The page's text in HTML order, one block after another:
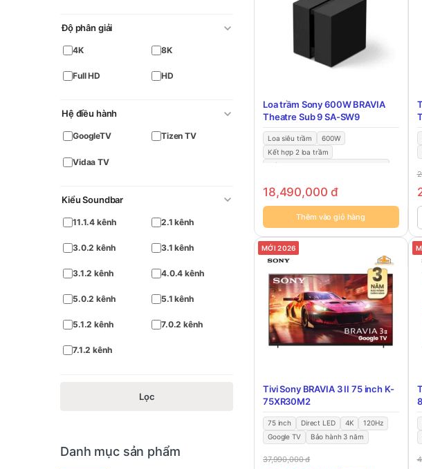
Loa trầm Sony 600W BRAVIA
Theatre Sub 9 SA-SW9
Loa siêu trầm
600W
Kết hợp 2 loa trầm
Kết hợp với loa thanh Sony A-Series
18,490,000đ
Thêm vào giỏ hàng
MỚI 2026
Tivi Sony BRAVIA 3 II 75 inch K-
75XR30M2
75 inch Direct LED 4K
120Hz
Google TV
Bảo hành 3 năm
37,990,000đ
Độ phân giải
4K 8K
Full HD HD
Hệ điều hành
GoogleTV Tizen TV
Vidaa TV
Kiểu Soundbar
11.1.4 kênh 2.1 kênh
3.0.2 kênh 3.1 kênh
3.1.2 kênh 4.0.4 kênh
5.0.2 kênh 5.1 kênh
5.1.2 kênh 7.0.2 kênh
7.1.2 kênh
Lọc
Danh mục sản phẩm